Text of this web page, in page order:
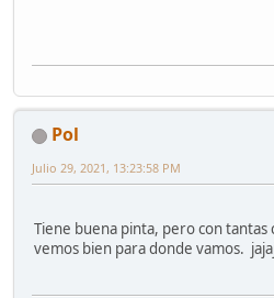
Pol
Julio 29, 2021, 13:23:58 PM
Tiene buena pinta, pero con tantas
vemos bien para donde vamos.